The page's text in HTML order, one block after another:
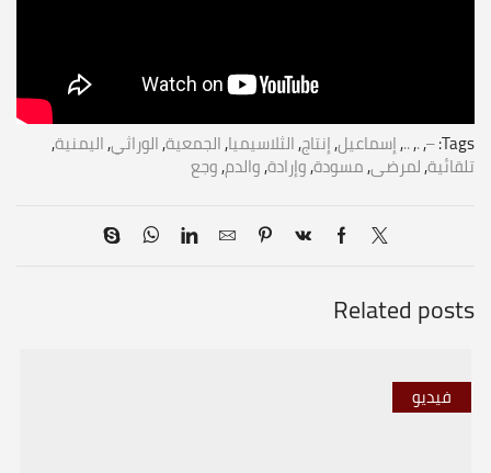
Tags:
–
,
.
,
..
,إسماعيل,إنتاج,الثلاسيميا,الجمعية,الوراثي,اليمنية,
تلقائية,لمرضى,مسودة,وإرادة,والدم,وجع
Related posts
فيديو